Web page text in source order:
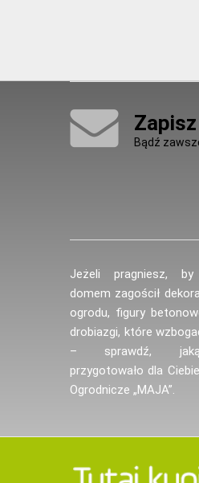
Bądź
Jeżeli pragniesz,
domem zagościł
ogrodu, figury
drobiazgi, które
– sprawdź, jaką
przygotowało dla
Ogrodnicze „MAJA”.